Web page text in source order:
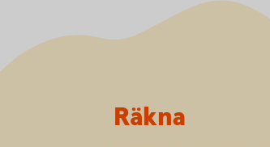
Räkna